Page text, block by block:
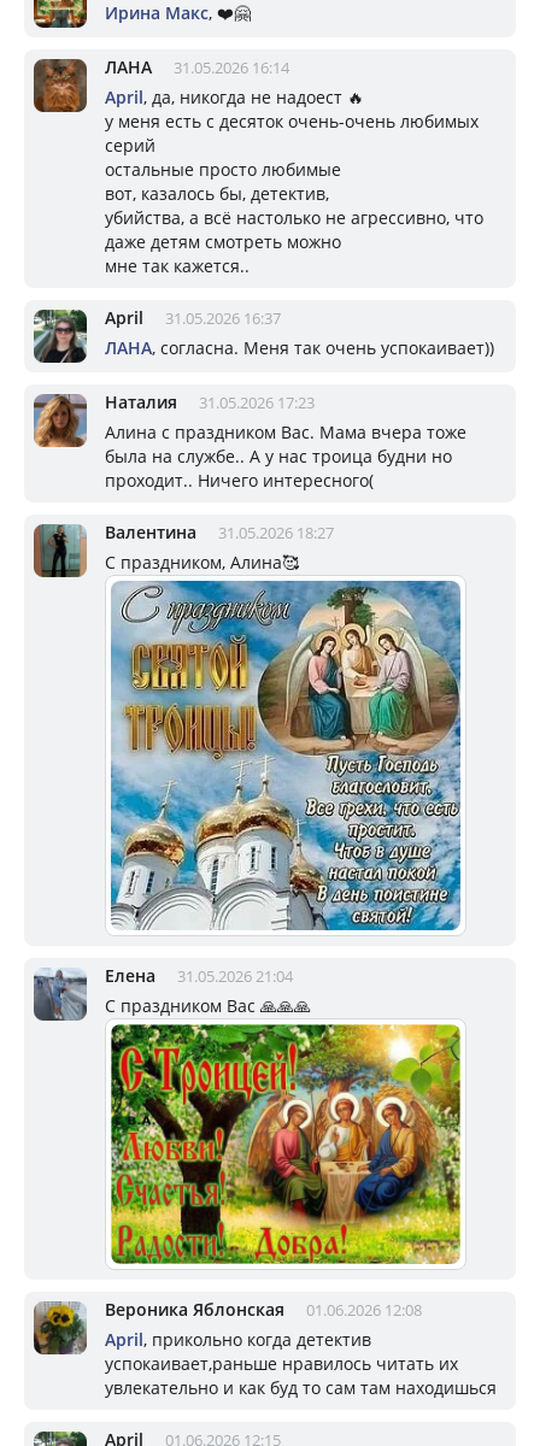
Ирина Макс, ❤️🤗
ЛАНА 31.05.2026 16:14
April, да, никогда не надоест 🔥
у меня есть с десяток очень-очень любимых
серий
остальные просто любимые
вот, казалось бы, детектив,
убийства, а всё настолько не агрессивно, что
даже детям смотреть можно
мне так кажется..
April 31.05.2026 16:37
ЛАНА, согласна. Меня так очень успокаивает))
Наталия 31.05.2026 17:23
Алина с праздником Вас. Мама вчера тоже
была на службе.. А у нас троица будни но
проходит.. Ничего интересного(
Валентина 31.05.2026 18:27
С праздником, Алина🥰
Елена 31.05.2026 21:04
С праздником Вас 🙏🙏🙏
Вероника Яблонская 01.06.2026 12:08
April, прикольно когда детектив
успокаивает,раньше нравилось читать их
увлекательно и как буд то сам там находишься
April 01.06.2026 12:15